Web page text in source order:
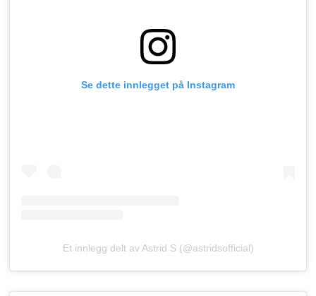
Se dette innlegget på Instagram
Et innlegg delt av Astrid S (@astridsofficial)